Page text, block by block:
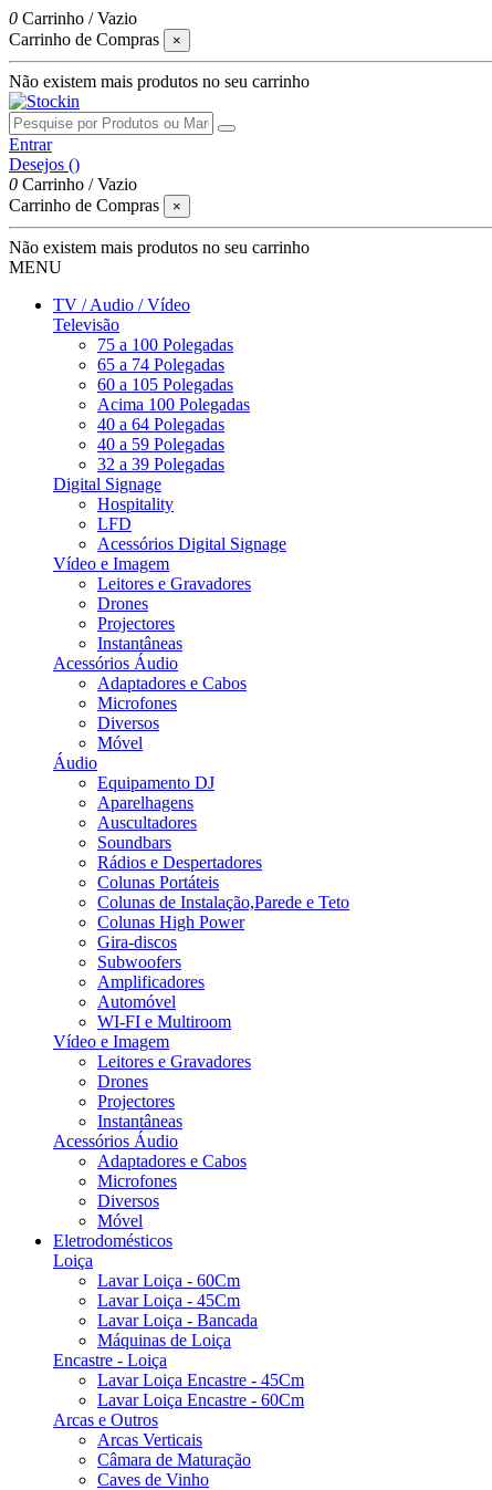
0 Carrinho /Vazio
Carrinho de Compras
×
Não existem mais produtos no seu carrinho
Entrar
Desejos ()
0 Carrinho /Vazio
Carrinho de Compras
×
Não existem mais produtos no seu carrinho
MENU
TV / Audio / Vídeo
Televisão
75 a 100 Polegadas
65 a 74 Polegadas
60 a 105 Polegadas
Acima 100 Polegadas
40 a 64 Polegadas
40 a 59 Polegadas
32 a 39 Polegadas
Digital Signage
Hospitality
LFD
Acessórios Digital Signage
Vídeo e Imagem
Leitores e Gravadores
Drones
Projectores
Instantâneas
Acessórios Áudio
Adaptadores e Cabos
Microfones
Diversos
Móvel
Áudio
Equipamento DJ
Aparelhagens
Auscultadores
Soundbars
Rádios e Despertadores
Colunas Portáteis
Colunas de Instalação,Parede e Teto
Colunas High Power
Gira-discos
Subwoofers
Amplificadores
Automóvel
WI-FI e Multiroom
Vídeo e Imagem
Leitores e Gravadores
Drones
Projectores
Instantâneas
Acessórios Áudio
Adaptadores e Cabos
Microfones
Diversos
Móvel
Eletrodomésticos
Loiça
Lavar Loiça - 60Cm
Lavar Loiça - 45Cm
Lavar Loiça - Bancada
Máquinas de Loiça
Encastre - Loiça
Lavar Loiça Encastre - 45Cm
Lavar Loiça Encastre - 60Cm
Arcas e Outros
Arcas Verticais
Câmara de Maturação
Caves de Vinho